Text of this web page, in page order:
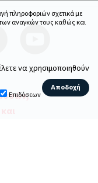
πληροφοριών σχετικά με
αναγκών τους καθώς και
να χρησιμοποιηθούν
Επιδόσεων